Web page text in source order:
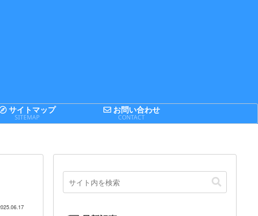
サイトマップ
SITEMAP
お問い合わせ
CONTACT